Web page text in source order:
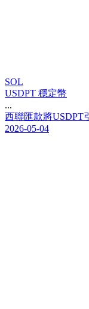
SOL
USDPT 穩定幣
...
西聯匯款將USDPT引
2026-05-04